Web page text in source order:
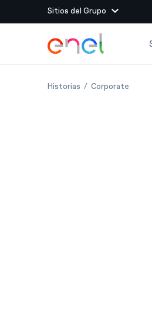
Sitios del Grupo
Sitios del Grupo
Enel Green Power
Dirígete al contenido
Historiase-Legal, para
Corporate